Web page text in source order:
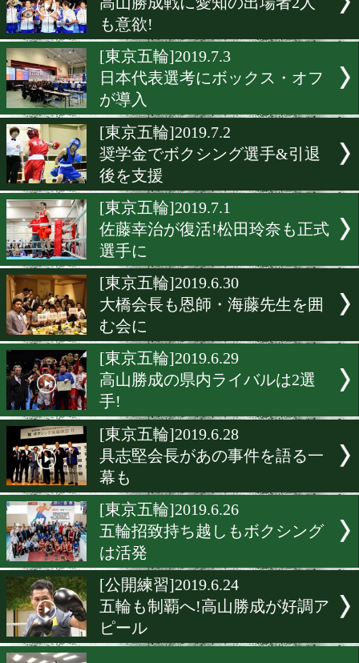
[結果速報]2019.7.6
元プロ世界王者・高山勝成
デビュー戦
[世界女子選手権]2019.7.5
五輪意識の代表選考会が始
[東京五輪]2019.7.4
高山勝成戦に愛知の出場者
も意欲!
[東京五輪]2019.7.3
日本代表選考にボックス・
が導入
[東京五輪]2019.7.2
奨学金でボクシング選手&
後を支援
[東京五輪]2019.7.1
佐藤幸治が復活!松田玲奈
選手に
[東京五輪]2019.6.30
大橋会長も恩師・海藤先生
む会に